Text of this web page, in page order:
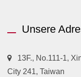
Unsere
13F., No.111-1,
City 241, Taiwan